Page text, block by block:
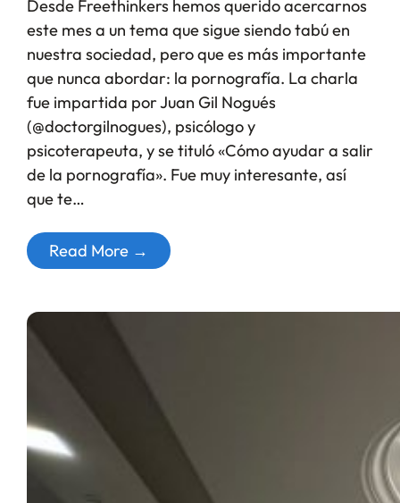
Desde Freethinkers hemos querido acercarnos
este mes a un tema que sigue siendo tabú en
nuestra sociedad, pero que es más importante
que nunca abordar: la pornografía. La charla
fue impartida por Juan Gil Nogués
(@doctorgilnogues), psicólogo y
psicoterapeuta, y se tituló «Cómo ayudar a salir
de la pornografía». Fue muy interesante, así
que te…
Read More →